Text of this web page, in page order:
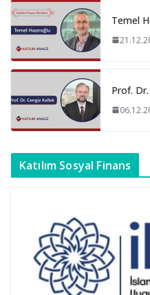
Temel
Prof.
Katılım Sosyal Finans